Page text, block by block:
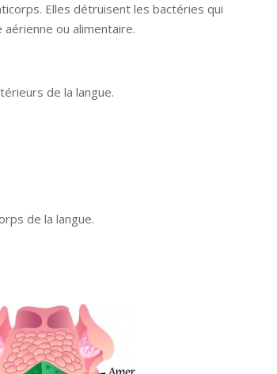
Elles détruisent les bactéries qui
ou alimentaire.
de la langue.
de la langue.